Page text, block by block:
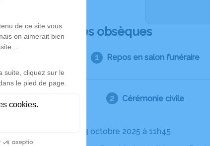
Déroulé des obsèques
Repos en salon funéraire
Cérémonie civile
Le lundi 13 octobre 2025 à 11h45